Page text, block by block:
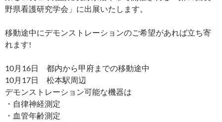
野県看護研究学会」に出展いたします。
移動途中にデモンストレーションのご希望があれば立ち寄
れます!
10月16日 都内から甲府までの移動途中
10月17日 松本駅周辺
デモンストレーション可能な機器は
・自律神経測定
・血管年齢測定